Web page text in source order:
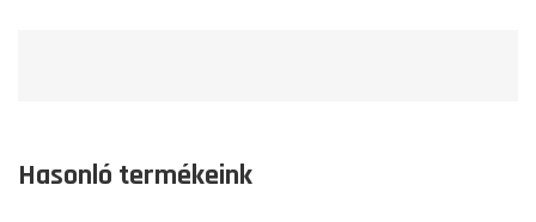
Hasonló termékeink